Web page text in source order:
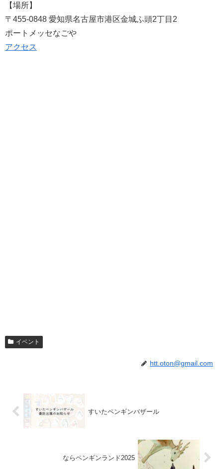
【場所】
〒455-0848 愛知県名古屋市港区金城ふ頭2丁目2
ポートメッセなごや
アクセス
イベント
htt.oton@gmail.com
すいたペンギンバザール
ならペンギンランド2025